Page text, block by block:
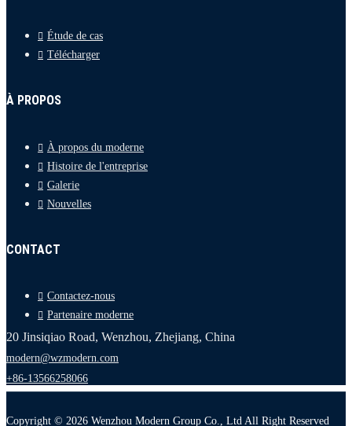
Étude de cas
Télécharger
À PROPOS
À propos du moderne
Histoire de l'entreprise
Galerie
Nouvelles
CONTACT
Contactez-nous
Partenaire moderne
20 Jinsiqiao Road, Wenzhou, Zhejiang, China
modern@wzmodern.com
+86-13566258066
Copyright © 2026 Wenzhou Modern Group Co., Ltd All Right Reserved